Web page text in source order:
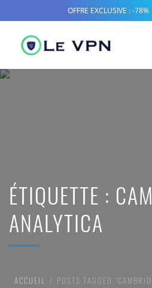
ÉTIQUETTE :
ANALYTICA
ACCUEIL POSTS TAGGED